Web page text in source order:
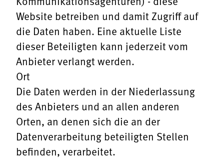
Website betreiben und damit Zugriff auf
die Daten haben. Eine aktuelle Liste
dieser Beteiligten kann jederzeit vom
Anbieter verlangt werden.
Ort
Die Daten werden in der Niederlassung
des Anbieters und an allen anderen
Orten, an denen sich die an der
Datenverarbeitung beteiligten Stellen
befinden, verarbeitet.